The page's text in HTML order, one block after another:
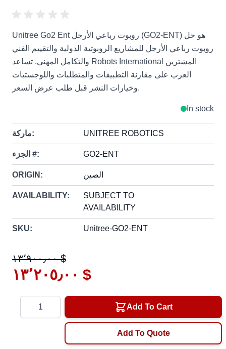
Unitree Go2 Ent روبوت رباعي الأرجل (GO2-ENT) هو حل
روبوت رباعي الأرجل للمشاريع الروبوتية الدولية والتقييم الفني
والتكامل المهني. تساعد Robots International المشترين
العرب على مقارنة التطبيقات والمتطلبات واللوجستيات
وخيارات النشر قبل طلب عرض السعر.
In stock
ماركة: UNITREE ROBOTICS
الجزء #: GO2-ENT
ORIGIN: الصين
AVAILABILITY:
SUBJECT TO
AVAILABILITY
SKU: Unitree-GO2-ENT
١٣٬٩٠٠٫٠٠ $
١٣٬٢٠٥٫٠٠ $
Add To Cart
Add To Quote